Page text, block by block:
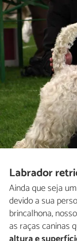
Labrador
Ainda que seja
devido a sua
brincalhona,
as raças caninas